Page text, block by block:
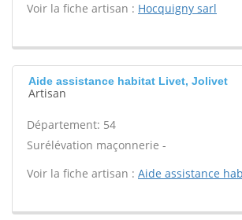
Voir la fiche artisan : Hocquigny sarl
Aide assistance habitat Livet, Jolivet
Artisan
Département: 54
Surélévation maçonnerie -
Voir la fiche artisan : Aide assistance